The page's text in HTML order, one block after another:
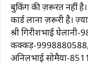
बुकिंग की ज़रूरत नहीं
कार्ड लाना ज़रूरी है।
श्री गिरीशभाई
कक्कड़-9998880588,
अनिलभाई सोमैया-